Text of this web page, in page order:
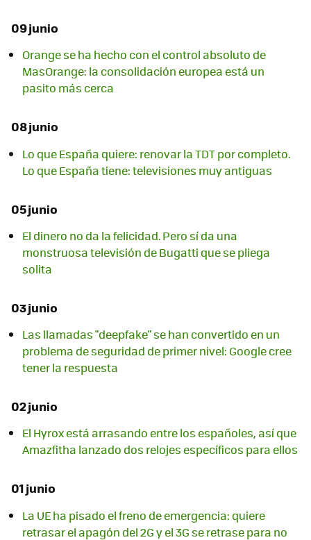
09 junio
Orange se ha hecho con el control absoluto de
MasOrange: la consolidación europea está un
pasito más cerca
08 junio
Lo que España quiere: renovar la TDT por completo.
Lo que España tiene: televisiones muy antiguas
05 junio
El dinero no da la felicidad. Pero sí da una
monstruosa televisión de Bugatti que se pliega
solita
03 junio
Las llamadas "deepfake" se han convertido en un
problema de seguridad de primer nivel: Google cree
tener la respuesta
02 junio
El Hyrox está arrasando entre los españoles, así que
Amazfitha lanzado dos relojes específicos para ellos
01 junio
La UE ha pisado el freno de emergencia: quiere
retrasar el apagón del 2G y el 3G se retrase para no